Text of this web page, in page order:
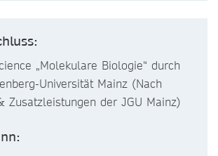
„Molekulare Biologie“ durch
Universität Mainz (Nach
Zusatzleistungen der JGU Mainz)